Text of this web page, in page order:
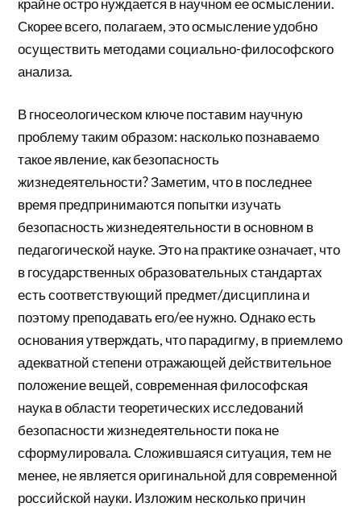
Скорее всего, полагаем, это осмысление удобно
осуществить методами социально-философского
анализа.
В гносеологическом ключе поставим научную
проблему таким образом: насколько познаваемо
такое явление, как безопасность
жизнедеятельности? Заметим, что в последнее
время предпринимаются попытки изучать
безопасность жизнедеятельности в основном в
педагогической науке. Это на практике означает, что
в государственных образовательных стандартах
есть соответствующий предмет/дисциплина и
поэтому преподавать его/ее нужно. Однако есть
основания утверждать, что парадигму, в приемлемо
адекватной степени отражающей действительное
положение вещей, современная философская
наука в области теоретических исследований
безопасности жизнедеятельности пока не
сформулировала. Сложившаяся ситуация, тем не
менее, не является оригинальной для современной
российской науки. Изложим несколько причин